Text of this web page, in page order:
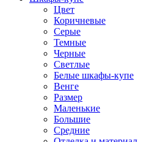
Цвет
Коричневые
Серые
Темные
Черные
Светлые
Белые шкафы-купе
Венге
Размер
Маленькие
Большие
Средние